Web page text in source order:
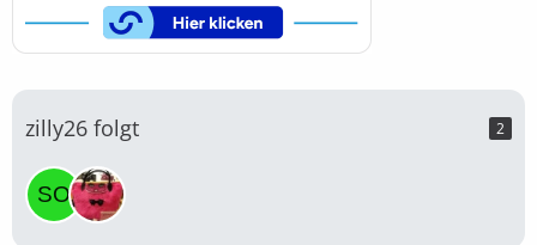
zilly26 folgt 2